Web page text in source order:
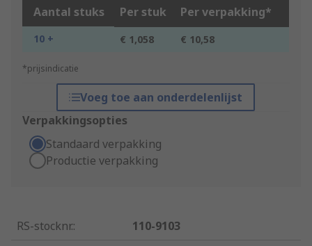
Aantal stuks Per stuk Per verpakking*
10 + € 1,058 € 10,58
*prijsindicatie
Voeg toe aan onderdelenlijst
Verpakkingsopties
Standaard verpakking
Productie verpakking
RS-stocknr.:
110-9103